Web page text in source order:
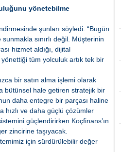
yönetebilme
şunları söyledi: “Bugün
sınırlı değil. Müşterinin
hizmet aldığı, dijital
tüm yolculuk artık tek bir
bir satın alma işlemi olarak
bütünsel hale getiren stratejik bir
daha entegre bir parçası haline
ve daha güçlü çözümler
güçlendirirken Koçfinans’ın
zincirine taşıyacak.
için sürdürülebilir değer